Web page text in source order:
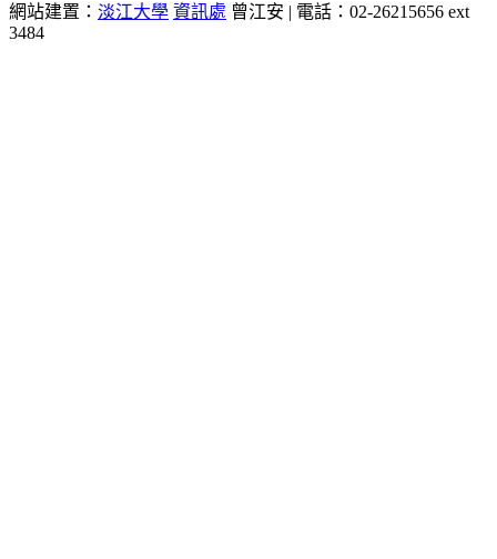
網站建置： 淡江大學 資訊處 曾江安 | 電話：02-26215656 ext
3484